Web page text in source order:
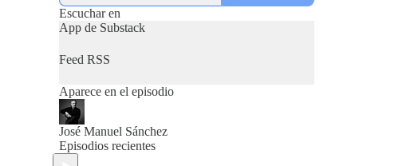
Escuchar en
App de Substack
Feed RSS
Aparece en el episodio
José Manuel Sánchez
Episodios recientes